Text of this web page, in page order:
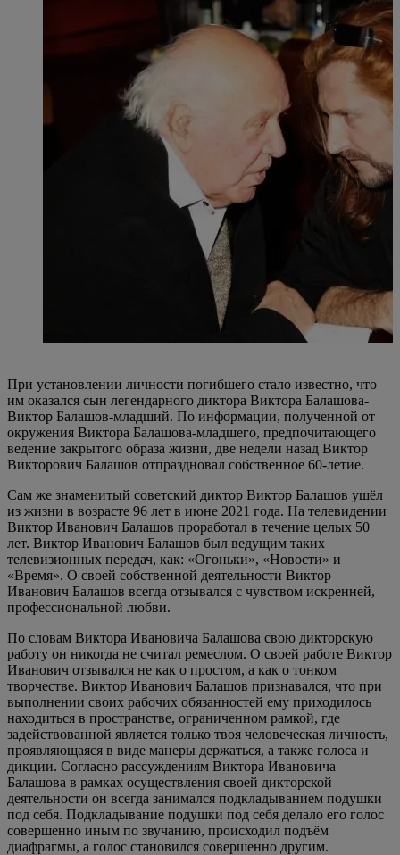
При установлении личности погибшего стало известно, что
им оказался сын легендарного диктора Виктора Балашова-
Виктор Балашов-младший. По информации, полученной от
окружения Виктора Балашова-младшего, предпочитающего
ведение закрытого образа жизни, две недели назад Виктор
Викторович Балашов отпраздновал собственное 60-летие.
Сам же знаменитый советский диктор Виктор Балашов ушёл
из жизни в возрасте 96 лет в июне 2021 года. На телевидении
Виктор Иванович Балашов проработал в течение целых 50
лет. Виктор Иванович Балашов был ведущим таких
телевизионных передач, как: «Огоньки», «Новости» и
«Время». О своей собственной деятельности Виктор
Иванович Балашов всегда отзывался с чувством искренней,
профессиональной любви.
По словам Виктора Ивановича Балашова свою дикторскую
работу он никогда не считал ремеслом. О своей работе Виктор
Иванович отзывался не как о простом, а как о тонком
творчестве. Виктор Иванович Балашов признавался, что при
выполнении своих рабочих обязанностей ему приходилось
находиться в пространстве, ограниченном рамкой, где
задействованной является только твоя человеческая личность,
проявляющаяся в виде манеры держаться, а также голоса и
дикции. Согласно рассуждениям Виктора Ивановича
Балашова в рамках осуществления своей дикторской
деятельности он всегда занимался подкладыванием подушки
под себя. Подкладывание подушки под себя делало его голос
совершенно иным по звучанию, происходил подъём
диафрагмы, а голос становился совершенно другим.